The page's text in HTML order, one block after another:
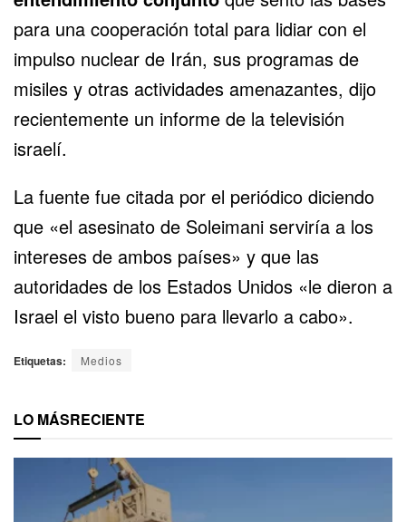
para una cooperación total para lidiar con el
impulso nuclear de Irán, sus programas de
misiles y otras actividades amenazantes, dijo
recientemente un informe de la televisión
israelí.
La fuente fue citada por el periódico diciendo
que «el asesinato de Soleimani serviría a los
intereses de ambos países» y que las
autoridades de los Estados Unidos «le dieron a
Israel el visto bueno para llevarlo a cabo».
Etiquetas: Medios
LO MÁSRECIENTE